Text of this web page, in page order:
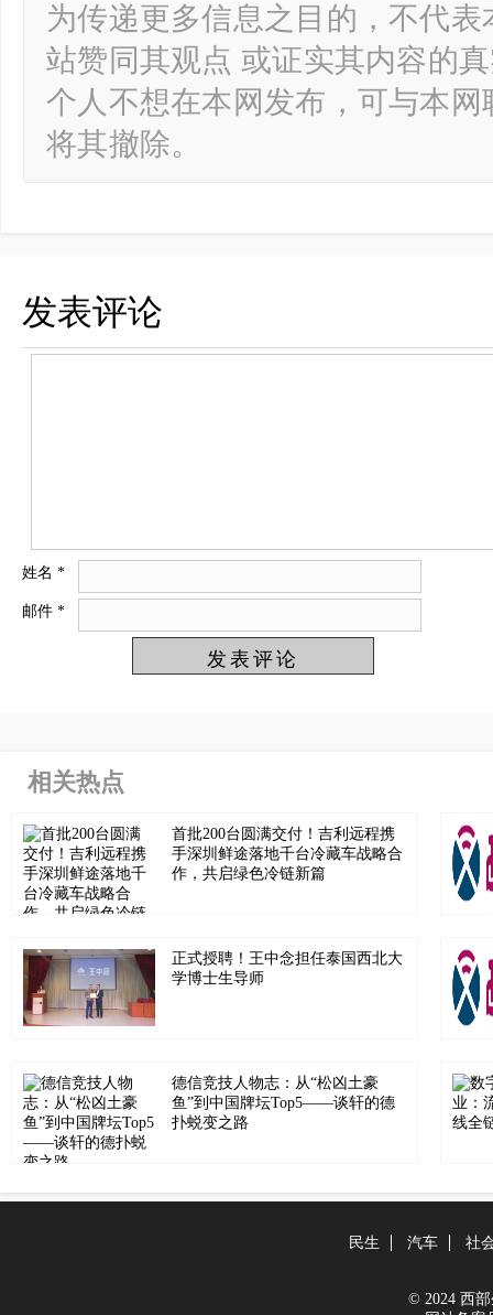
为传递更多信息之目的，不代
站赞同其观点 或证实其内容的
个人不想在本网发布，可与本
将其撤除。
发表评论
姓名 *
邮件 *
相关热点
首批200台圆满交付！吉利远程携
手深圳鲜途落地千台冷藏车战略合
作，共启绿色冷链新篇
正式授聘！王中念担任泰国西北大
学博士生导师
德信竞技人物志：从“松凶土豪
鱼”到中国牌坛Top5——谈轩的德
扑蜕变之路
民生 汽车 社
© 2024 西部